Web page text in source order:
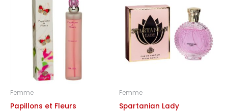
Femme
Papillons et Fleurs
Femme
Spartanian Lady